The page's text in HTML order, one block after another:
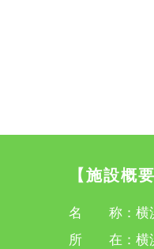
【施設概要
名 称：横浜
所 在：横浜